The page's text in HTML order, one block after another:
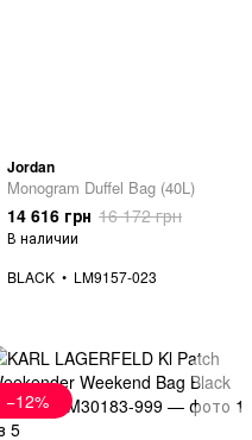
Jordan
Monogram Duffel Bag (40L)
14 616 грн 16 172 грн
В наличии
BLACK
LM9157-023
−12%